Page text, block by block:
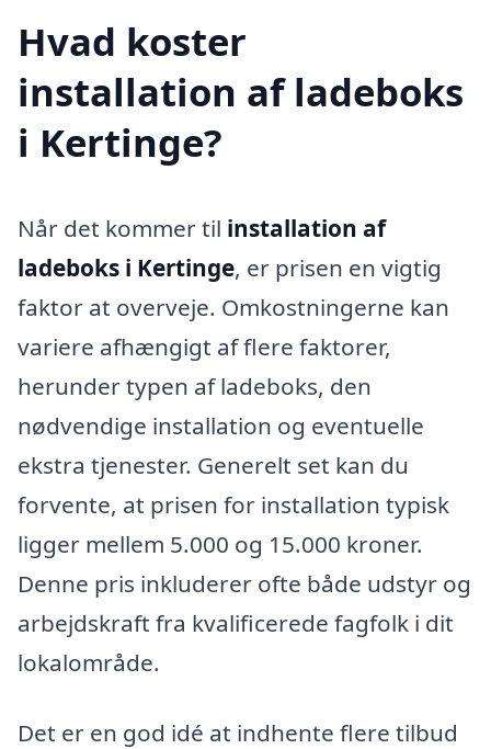
Hvad koster
installation af ladeboks
i Kertinge?
Når det kommer til installation af
ladeboks i Kertinge, er prisen en vigtig
faktor at overveje. Omkostningerne kan
variere afhængigt af flere faktorer,
herunder typen af ladeboks, den
nødvendige installation og eventuelle
ekstra tjenester. Generelt set kan du
forvente, at prisen for installation typisk
ligger mellem 5.000 og 15.000 kroner.
Denne pris inkluderer ofte både udstyr og
arbejdskraft fra kvalificerede fagfolk i dit
lokalområde.
Det er en god idé at indhente flere tilbud